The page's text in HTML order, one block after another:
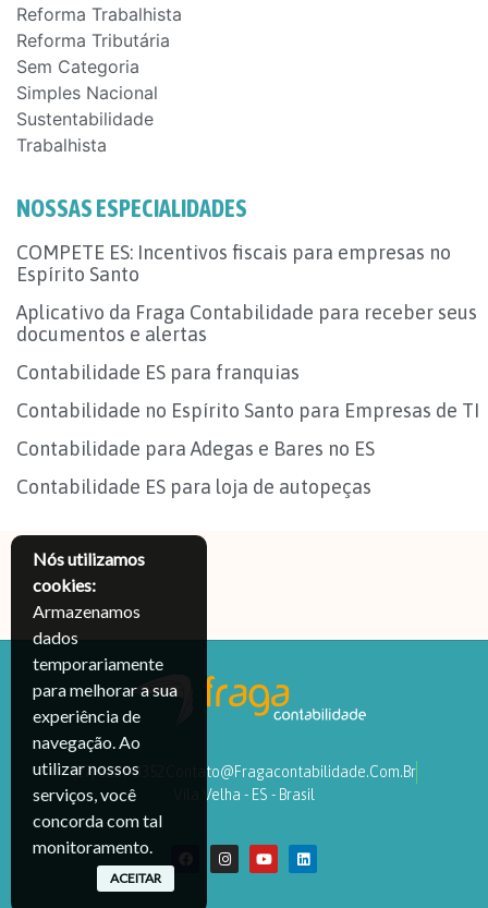
Reforma Trabalhista
Reforma Tributária
Sem Categoria
Simples Nacional
Sustentabilidade
Trabalhista
NOSSAS ESPECIALIDADES
COMPETE ES: Incentivos fiscais para empresas no
Espírito Santo
Aplicativo da Fraga Contabilidade para receber seus
documentos e alertas
Contabilidade ES para franquias
Contabilidade no Espírito Santo para Empresas de TI
Contabilidade para Adegas e Bares no ES
Contabilidade ES para loja de autopeças
(27) 3239-3352
Contato@fragacontabilidade.com.br
Vila Velha - ES - Brasil
Nós utilizamos
cookies:
Armazenamos
dados
temporariamente
para melhorar a sua
experiência de
navegação. Ao
utilizar nossos
serviços, você
concorda com tal
monitoramento.
ACEITAR